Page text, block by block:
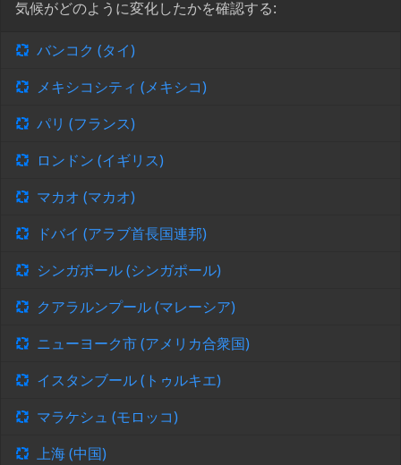
気候がどのように変化したかを確認する:
バンコク (タイ)
メキシコシティ (メキシコ)
パリ (フランス)
ロンドン (イギリス)
マカオ (マカオ)
ドバイ (アラブ首長国連邦)
シンガポール (シンガポール)
クアラルンプール (マレーシア)
ニューヨーク市 (アメリカ合衆国)
イスタンブール (トゥルキエ)
マラケシュ (モロッコ)
上海 (中国)